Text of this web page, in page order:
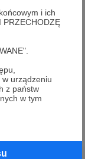
i ich
PRZECHODZĘ
urządzeniu
z państw
w tym